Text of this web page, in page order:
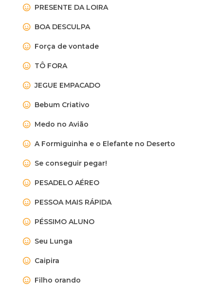
PRESENTE DA LOIRA
BOA DESCULPA
Força de vontade
TÔ FORA
JEGUE EMPACADO
Bebum Criativo
Medo no Avião
A Formiguinha e o Elefante no Deserto
Se conseguir pegar!
PESADELO AÉREO
PESSOA MAIS RÁPIDA
PÉSSIMO ALUNO
Seu Lunga
Caipira
Filho orando